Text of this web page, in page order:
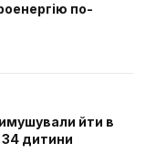
по-
йти в
дитини